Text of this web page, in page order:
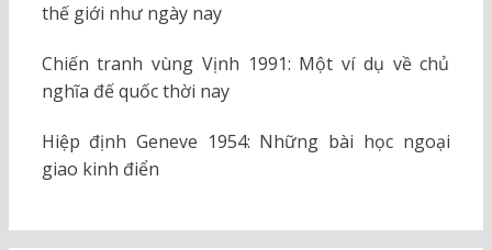
thế giới như ngày nay
Chiến tranh vùng Vịnh 1991: Một ví dụ về chủ
nghĩa đế quốc thời nay
Hiệp định Geneve 1954: Những bài học ngoại
giao kinh điển